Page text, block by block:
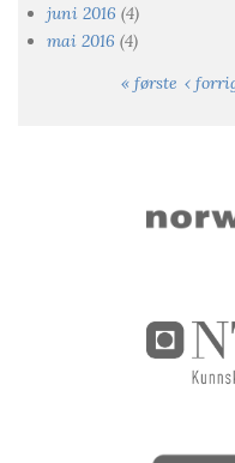
juni 2016 (4)
mai 2016 (4)
« første ‹